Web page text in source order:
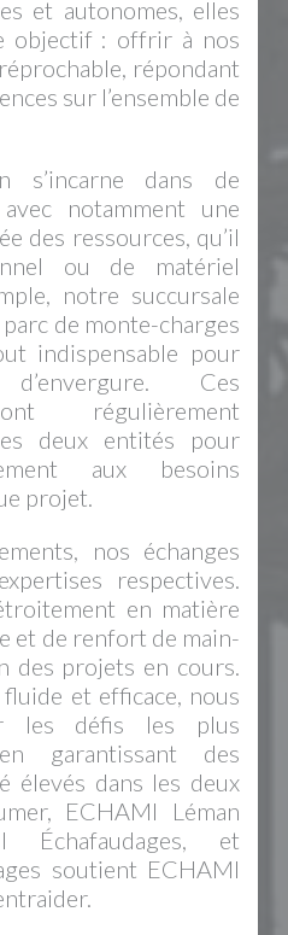
et autonomes, elles
objectif : offrir à nos
répondant
sur l’ensemble de
s’incarne dans de
notamment une
des ressources, qu’il
ou de matériel
notre succursale
de monte-charges
indispensable pour
Ces
régulièrement
deux entités pour
aux besoins
projet.
nos échanges
respectives.
en matière
et de renfort de main-
des projets en cours.
et efficace, nous
les défis les plus
garantissant des
élevés dans les deux
ECHAMI Léman
Échafaudages, et
soutient ECHAMI